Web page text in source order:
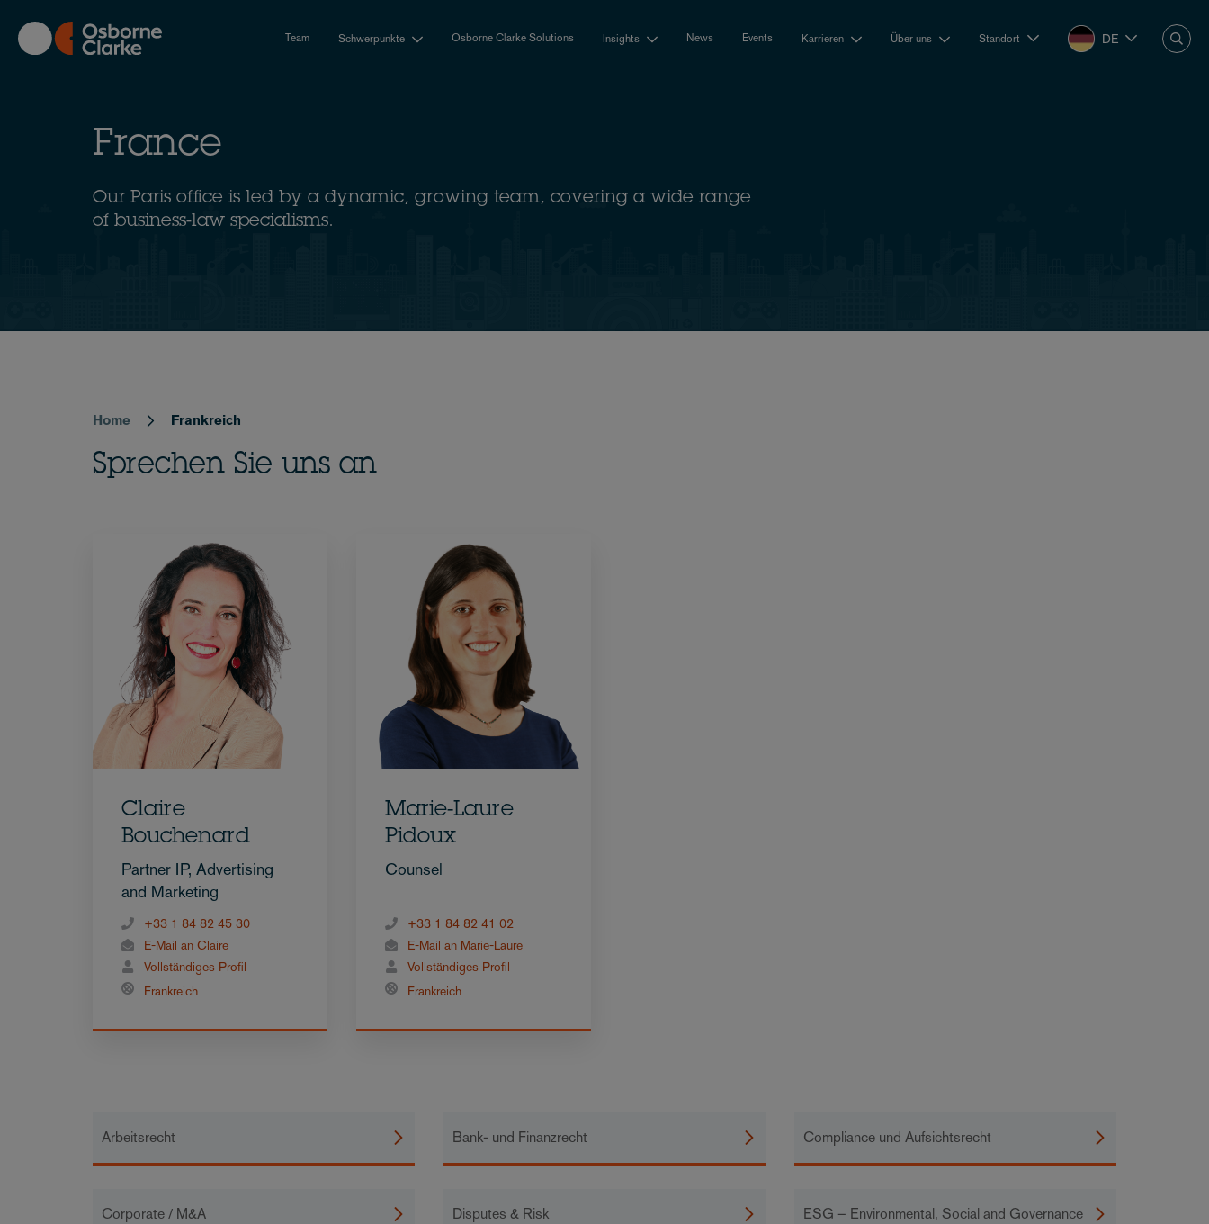
main
content
Team Schwerpunkte Osborne Clarke Solutions Insights News Events Karrieren Über uns Standort DE
France
Our Paris office is led by a dynamic, growing team, covering a wide range
of business-law specialisms.
Breadcrumb
Home Frankreich
Sprechen Sie uns an
Claire
Bouchenard
Partner IP, Advertising
and Marketing
+33 1 84 82 45 30
E-Mail an Claire
Vollständiges Profil
Frankreich
Marie-Laure
Pidoux
Counsel
+33 1 84 82 41 02
E-Mail an Marie-Laure
Vollständiges Profil
Frankreich
Arbeitsrecht Bank- und Finanzrecht Compliance und Aufsichtsrecht
Corporate / M&A Disputes & Risk ESG – Environmental, Social and Governance